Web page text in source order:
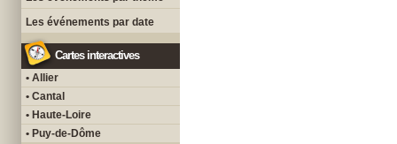
Les événements par date
Cartes interactives
• Allier
• Cantal
• Haute-Loire
• Puy-de-Dôme